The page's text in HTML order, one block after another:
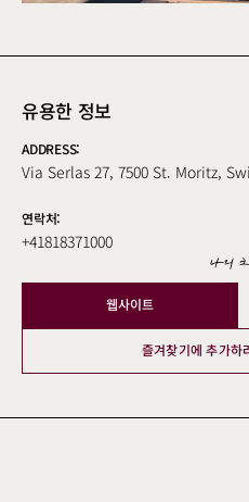
유용한 정보
ADDRESS:
Via Serlas 27, 7500 St. Moritz,
연락처:
+41818371000 나의
웹사이트
즐겨찾기에 추가